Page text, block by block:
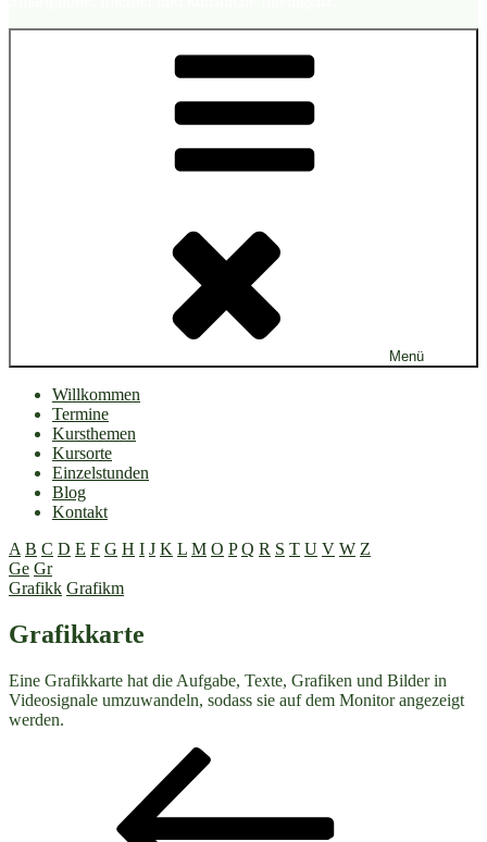
Menü
Willkommen
Termine
Kursthemen
Kursorte
Einzelstunden
Blog
Kontakt
A B C D E F G H I J K L M O P Q R S T U V W Z
Ge Gr
Grafikk Grafikm
Grafikkarte
Eine Grafikkarte hat die Aufgabe, Texte, Grafiken und Bilder in
Videosignale umzuwandeln, sodass sie auf dem Monitor angezeigt
werden.
Beitragsnavigation